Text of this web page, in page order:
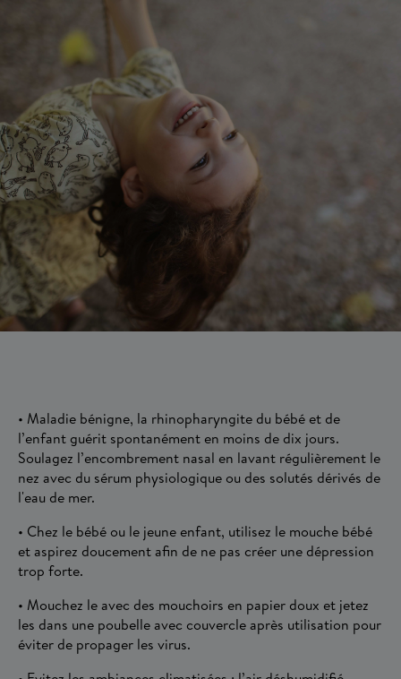
• Maladie bénigne, la rhinopharyngite du bébé et de
l’enfant guérit spontanément en moins de dix jours.
Soulagez l’encombrement nasal en lavant régulièrement le
nez avec du sérum physiologique ou des solutés dérivés de
l'eau de mer.
• Chez le bébé ou le jeune enfant, utilisez le mouche bébé
et aspirez doucement afin de ne pas créer une dépression
trop forte.
• Mouchez le avec des mouchoirs en papier doux et jetez
les dans une poubelle avec couvercle après utilisation pour
éviter de propager les virus.